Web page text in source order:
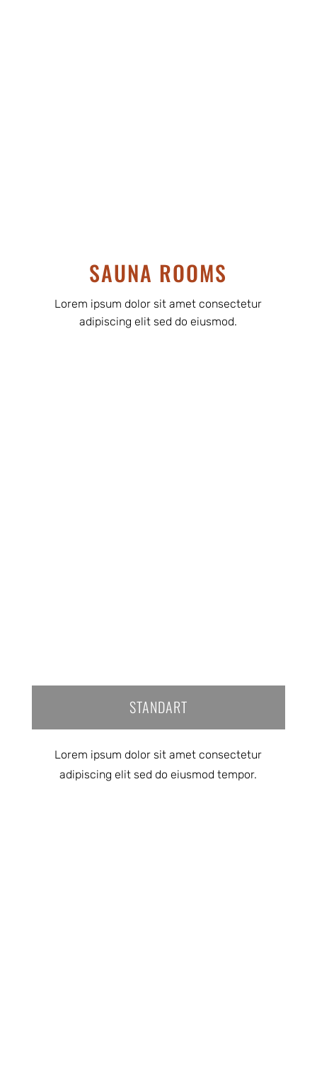
SAUNA ROOMS
Lorem ipsum dolor sit amet consectetur
adipiscing elit sed do eiusmod.
STANDART
Lorem ipsum dolor sit amet consectetur
adipiscing elit sed do eiusmod tempor.